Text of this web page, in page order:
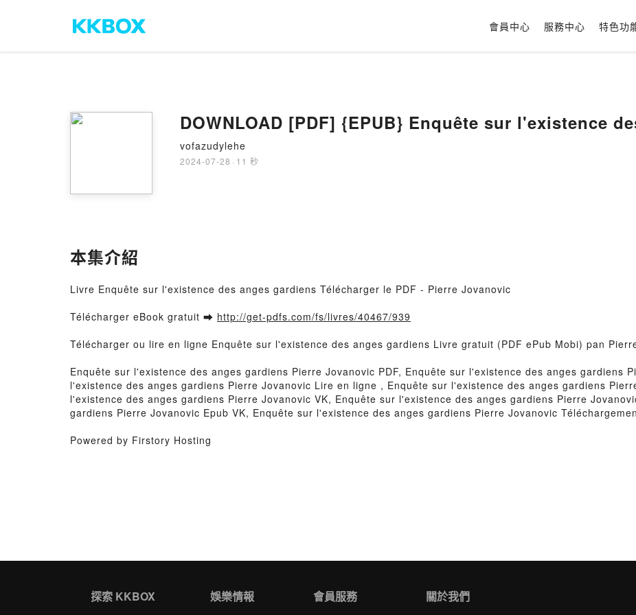
會員中心 服務中心 特色功
DOWNLOAD [PDF] {EPUB} Enquête sur l'existence
vofazudylehe
2024-07-28 · 11 秒
本集介紹
Livre Enquête sur l'existence des anges gardiens Télécharger le PDF - Pierre Jovanovic
Télécharger eBook gratuit ➡ http://get-pdfs.com/fs/livres/40467/939
Télécharger ou lire en ligne Enquête sur l'existence des anges gardiens Livre gratuit (PDF ePub Mobi) pan
Enquête sur l'existence des anges gardiens Pierre Jovanovic PDF, Enquête sur l'existence des anges gardiens
l'existence des anges gardiens Pierre Jovanovic Lire en ligne , Enquête sur l'existence des anges gardiens
l'existence des anges gardiens Pierre Jovanovic VK, Enquête sur l'existence des anges gardiens Pierre
gardiens Pierre Jovanovic Epub VK, Enquête sur l'existence des anges gardiens Pierre Jovanovic
Powered by Firstory Hosting
探索 KKBOX 娛樂情報 會員服務 關於我們